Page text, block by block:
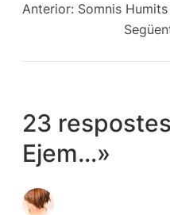
Anterior: Somnis
23
Ejem…»